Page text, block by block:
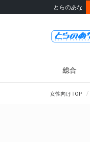
とらのあな
総合
女性向けTOP